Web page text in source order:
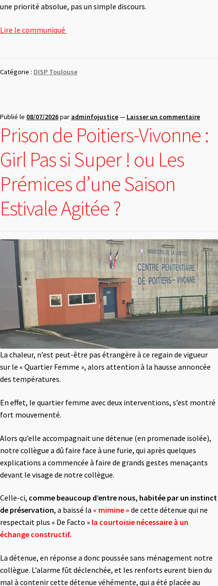
une priorité absolue, pas un simple discours.
Lire le communiqué
Catégorie : DISP Toulouse
Publié le 08/07/2026par adminfojustice— Laisser un commentaire
Prison de Poitiers-Vivonne :
Girl Pas si Super ! ou Les
Prémices d’une Saison
Estivale Agitée ?
La chaleur, n’est peut-être pas étrangère à ce regain de vigueur
sur le « Quartier Femme », alors attention à la hausse annoncée
des températures.
En effet, le quartier femme avec deux interventions, s’est montré
fort mouvementé.
Alors qu’elle accompagnait une détenue (en promenade isolée),
notre collègue a dû faire face à une furie, qui après quelques
explications a commencée à faire de grands gestes menaçants
devant le visage de notre collègue.
Celle-ci, comme beaucoup d’entre nous, habitée par un instinct
de préservation, a baissé la « mimine » de cette détenue qui ne
respectait plus « De Facto » la courtoisie nécessaire à un
échange constructif.
La détenue, en réponse a donc poussée sans ménagement notre
collègue. L’alarme fût déclenchée, et les renforts eurent bien du
mal à contenir cette détenue véhémente, qui a été placée au